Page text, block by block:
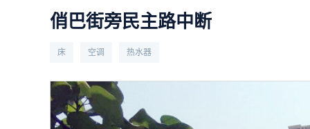
俏巴街旁民主路中断
床 空调 热水器